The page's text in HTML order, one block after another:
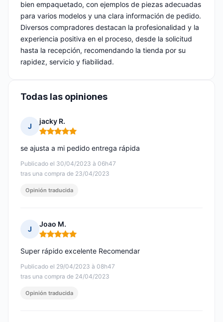
bien empaquetado, con ejemplos de piezas adecuadas
para varios modelos y una clara información de pedido.
Diversos compradores destacan la profesionalidad y la
experiencia positiva en el proceso, desde la solicitud
hasta la recepción, recomendando la tienda por su
rapidez, servicio y fiabilidad.
Todas las opiniones
J
jacky R.
Nota: 5 de 5
Publicado el 30/04/2023 à 06h47
tras una compra de 23/04/2023
se ajusta a mi pedido entrega rápida
Opinión traducida
J
Joao M.
Nota: 5 de 5
Publicado el 29/04/2023 à 08h47
tras una compra de 24/04/2023
Super rápido excelente Recomendar
Opinión traducida